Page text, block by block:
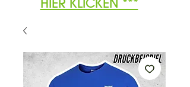
HIER KLICKEN ***